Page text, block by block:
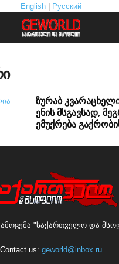
English Русский
ზურაბ
ენის მსგავსად,
ემუქრება
"საქართველო და
Contact us: geworld@inbox.ru